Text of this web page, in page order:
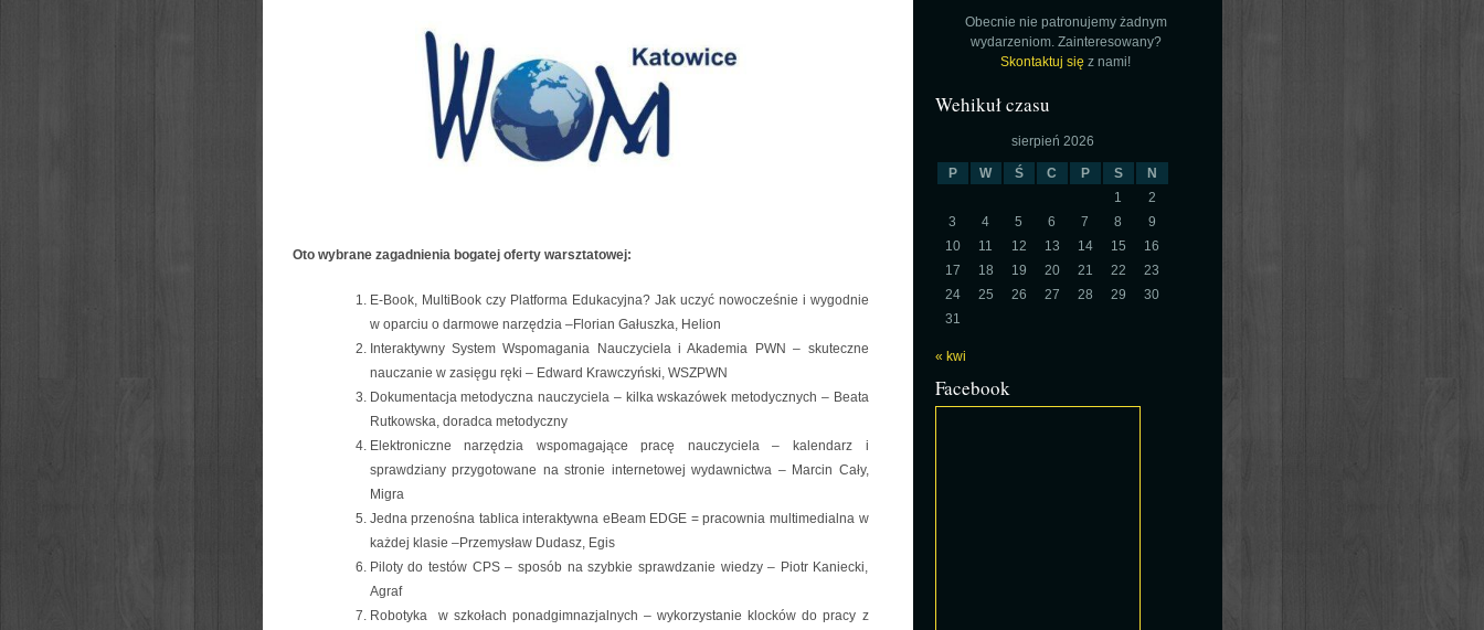
Oto wybrane zagadnienia bogatej oferty warsztatowej:
E-Book, MultiBook czy Platforma Edukacyjna? Jak uczyć nowocześnie i wygodnie
w oparciu o darmowe narzędzia –Florian Gałuszka, Helion
Interaktywny System Wspomagania Nauczyciela i Akademia PWN – skuteczne
nauczanie w zasięgu ręki – Edward Krawczyński, WSZPWN
Dokumentacja metodyczna nauczyciela – kilka wskazówek metodycznych – Beata
Rutkowska, doradca metodyczny
Elektroniczne narzędzia wspomagające pracę nauczyciela – kalendarz i
sprawdziany przygotowane na stronie internetowej wydawnictwa – Marcin Cały,
Migra
Jedna przenośna tablicainteraktywna eBeam EDGE = pracownia multimedialna w
każdej klasie –Przemysław Dudasz, Egis
Piloty do testów CPS – sposób na szybkie sprawdzanie wiedzy – Piotr Kaniecki,
Agraf
Robotyka w szkołach ponadgimnazjalnych – wykorzystanie klocków do pracy z
Obecnie nie patronujemy żadnym
wydarzeniom. Zainteresowany?
Skontaktuj się z nami!
Wehikuł czasu
sierpień 2026
P W Ś C P S
N
1
2
3
4 5 6 7 8
9
10
11 12 13 14 15
16
17
18 19 20 21 22
23
24
25 26 27 28 29
30
31
« kwi
Facebook